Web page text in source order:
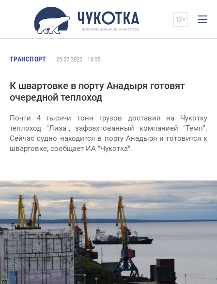
ТРАНСПОРТ 25.07.2022 18:05
К швартовке в порту Анадыря готовят
очередной теплоход
Почти 4 тысячи тонн грузов доставил на Чукотку
теплоход "Лиза", зафрахтованный компанией "Темп".
Сейчас судно находится в порту Анадыря и готовится к
швартовке, сообщает ИА "Чукотка".